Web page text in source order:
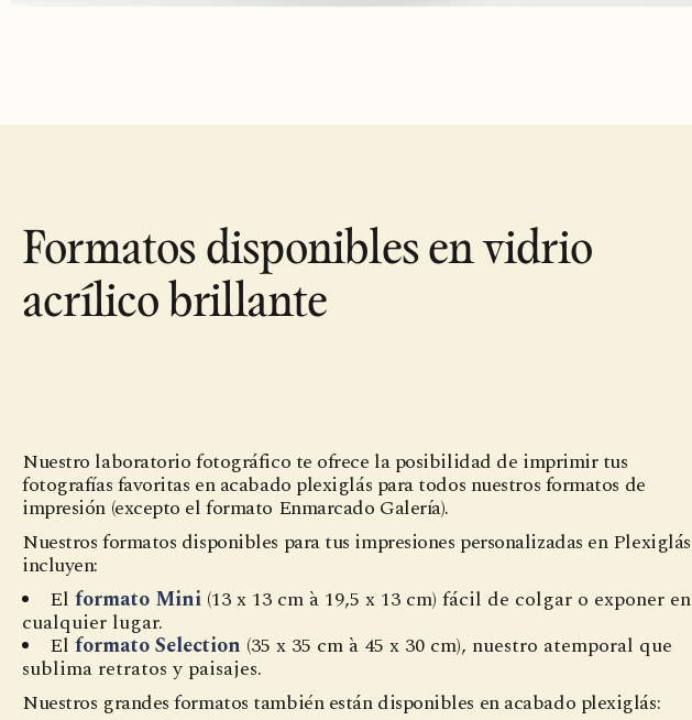
Formatos disponibles en vidrio
acrílico brillante
Nuestro laboratorio fotográfico te ofrece la posibilidad de imprimir tus
fotografías favoritas en acabado plexiglás para todos nuestros formatos de
impresión (excepto el formato Enmarcado Galería).
Nuestros formatos disponibles para tus impresiones personalizadas en Plexiglás
incluyen:
El formato Mini (13 x 13 cm à 19,5 x 13 cm) fácil de colgar o exponer en
cualquier lugar.
El formato Selection (35 x 35 cm à 45 x 30 cm), nuestro atemporal que
sublima retratos y paisajes.
Nuestros grandes formatos también están disponibles en acabado plexiglás: